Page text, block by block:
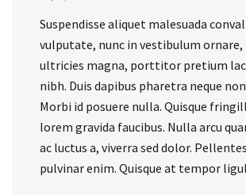
Suspendisse aliquet malesuada
vulputate, nunc in vestibulum ornare,
ultricies magna, porttitor pretium
nibh. Duis dapibus pharetra neque
Morbi id posuere nulla. Quisque
lorem gravida faucibus. Nulla arcu
ac luctus a, viverra sed dolor.
pulvinar enim. Quisque at tempor